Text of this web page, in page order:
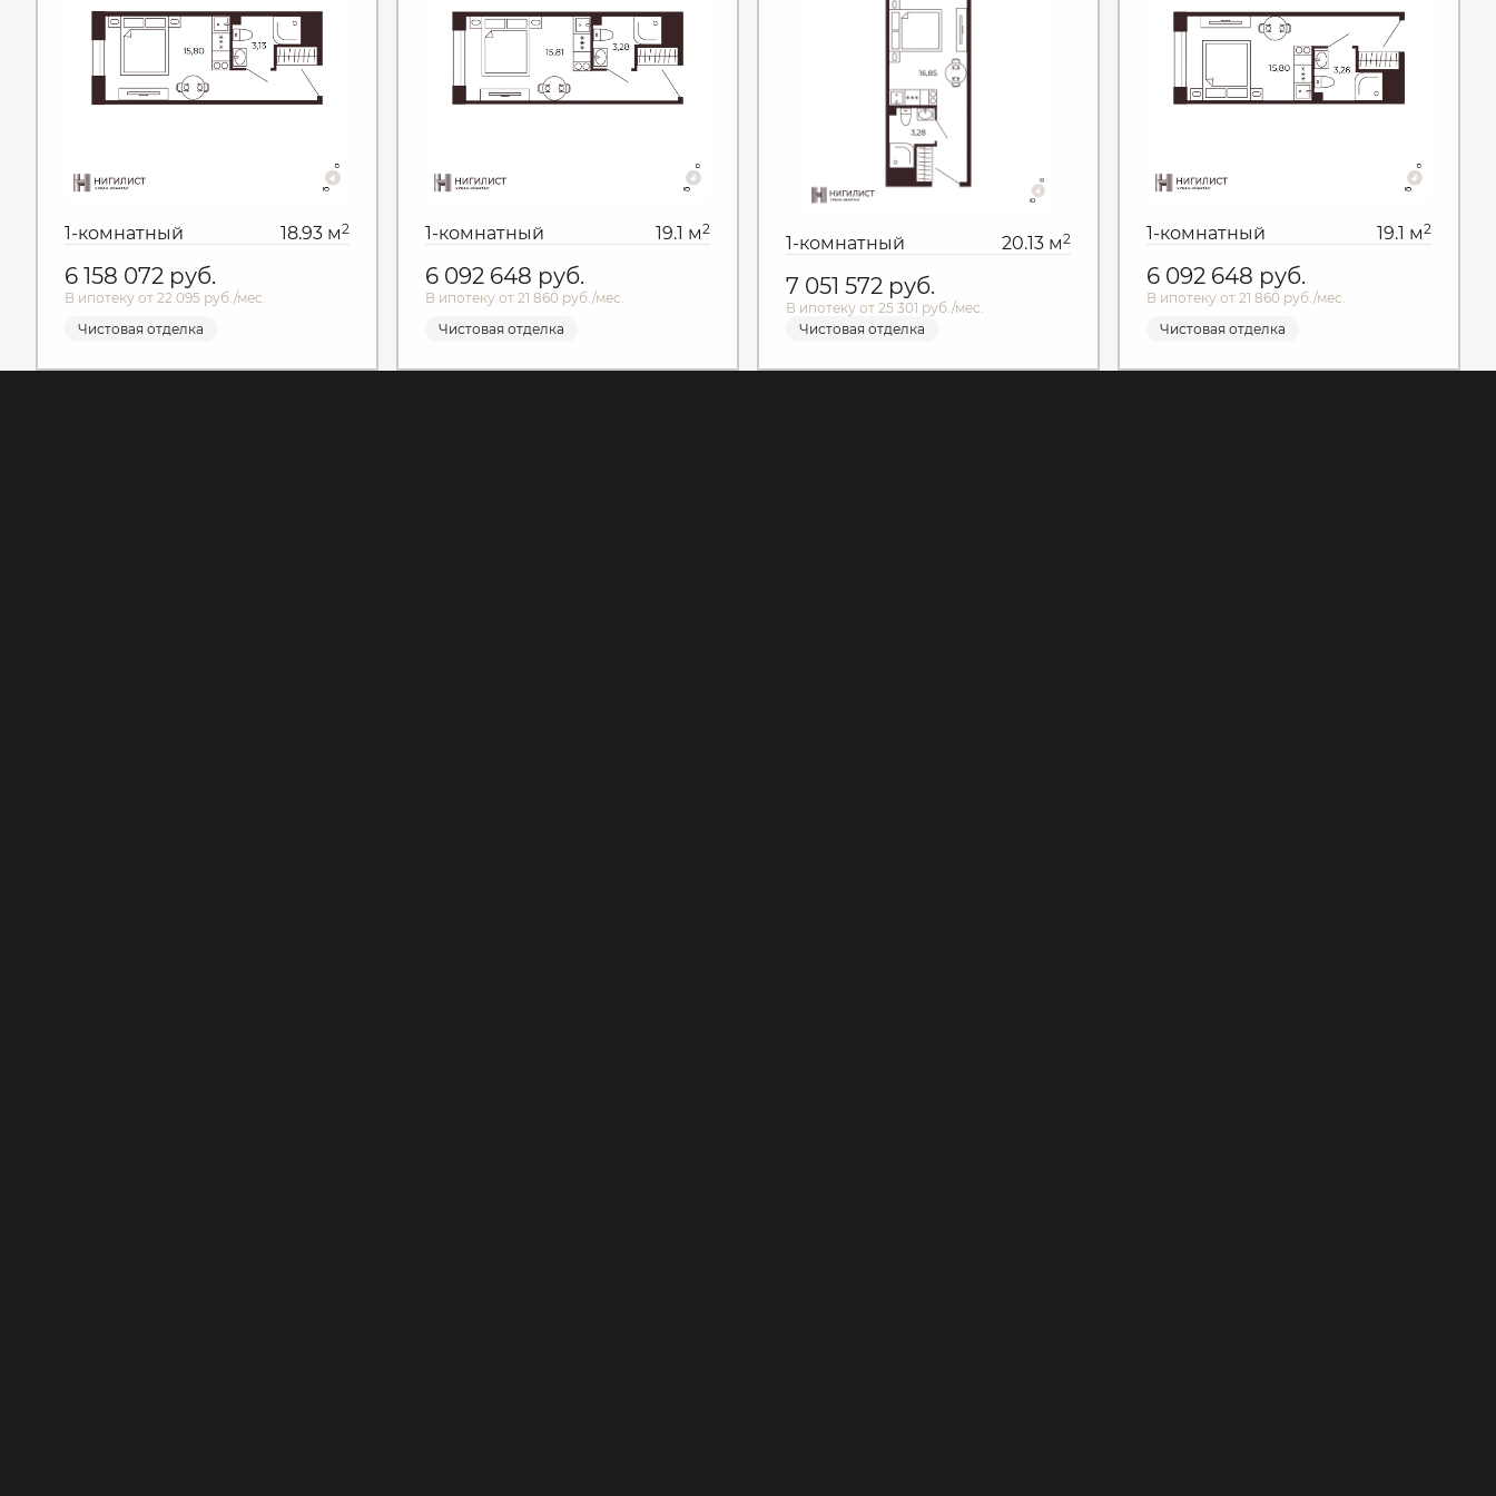
1-комнатный 18.93 м2
6 158 072 руб.
В ипотеку от 22 095 руб./мес.
Чистовая отделка
1-комнатный 19.1 м2
6 092 648 руб.
В ипотеку от 21 860 руб./мес.
Чистовая отделка
1-комнатный 20.13 м2
7 051 572 руб.
В ипотеку от 25 301 руб./мес.
Чистовая отделка
1-комнатный 19.1 м2
6 092 648 руб.
В ипотеку от 21 860 руб./мес.
Чистовая отделка